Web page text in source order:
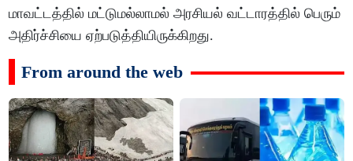
மாவட்டத்தில் மட்டுமல்லாமல் அரசியல் வட்டாரத்தில் பெரும்
அதிர்ச்சியை ஏற்படுத்தியிருக்கிறது.
From around the web